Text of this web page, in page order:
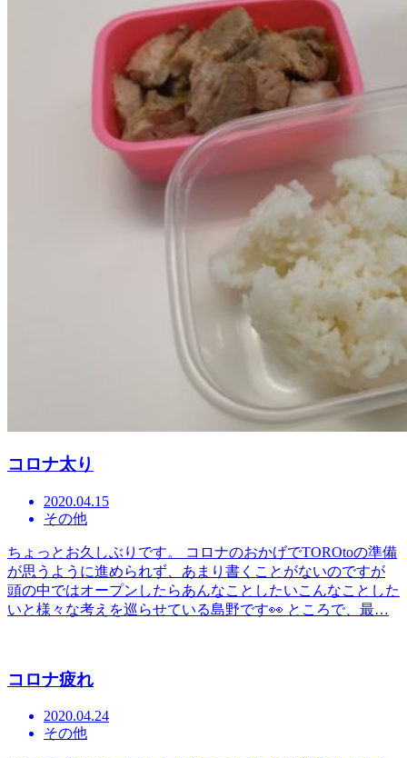
コロナ太り
2020.04.15
その他
ちょっとお久しぶりです。 コロナのおかげでTOROtoの準備
が思うように進められず、あまり書くことがないのですが
頭の中ではオープンしたらあんなことしたいこんなことした
いと様々な考えを巡らせている島野です👀 ところで、最…
コロナ疲れ
2020.04.24
その他